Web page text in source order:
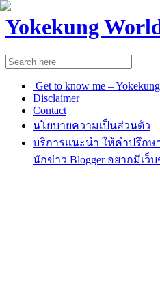
Yokekung
Get to know me –
Disclaimer
Contact
นโยบายความเป็นส่วนตัว
บริการแนะนำ ให้คำปรึกษ
นักข่าว Blogger อยากมีเว็